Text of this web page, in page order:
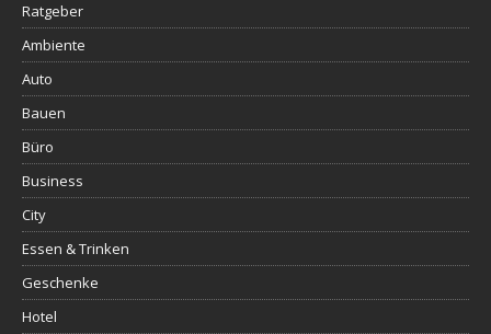
Ratgeber
Ambiente
Auto
Bauen
Büro
Business
City
Essen & Trinken
Geschenke
Hotel